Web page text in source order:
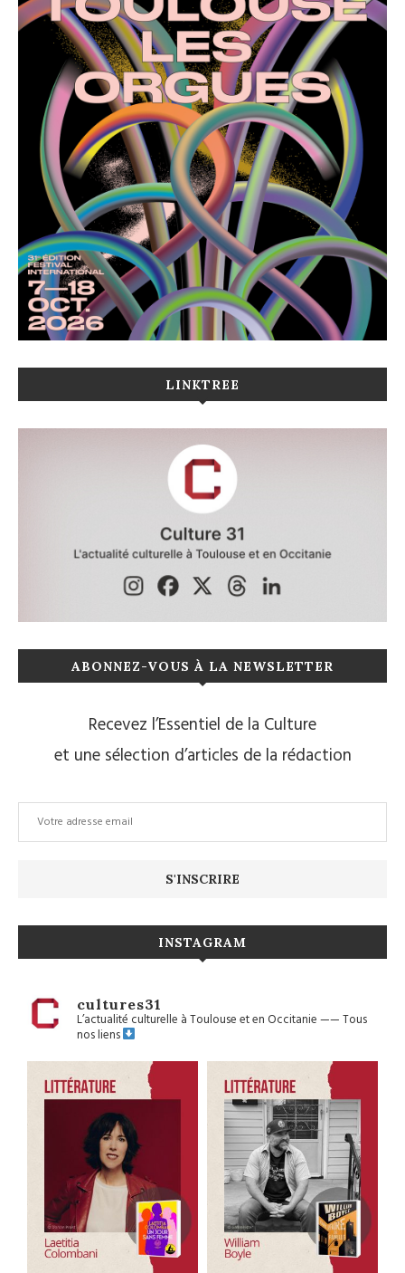
LINKTREE
ABONNEZ-VOUS À LA NEWSLETTER
Recevez l’Essentiel de la Culture
et une sélection d’articles de la rédaction
INSTAGRAM
cultures31
L’actualité culturelle à Toulouse et en Occitanie——Tous
nos liens